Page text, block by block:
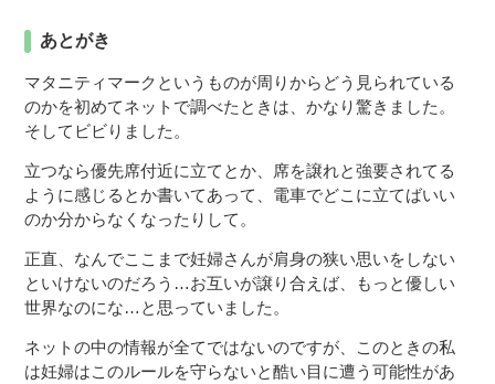
あとがき
マタニティマークというものが周りからどう見られている
のかを初めてネットで調べたときは、かなり驚きました。
そしてビビりました。
立つなら優先席付近に立てとか、席を譲れと強要されてる
ように感じるとか書いてあって、電車でどこに立てばいい
のか分からなくなったりして。
正直、なんでここまで妊婦さんが肩身の狭い思いをしない
といけないのだろう…お互いが譲り合えば、もっと優しい
世界なのにな…と思っていました。
ネットの中の情報が全てではないのですが、このときの私
は妊婦はこのルールを守らないと酷い目に遭う可能性があ